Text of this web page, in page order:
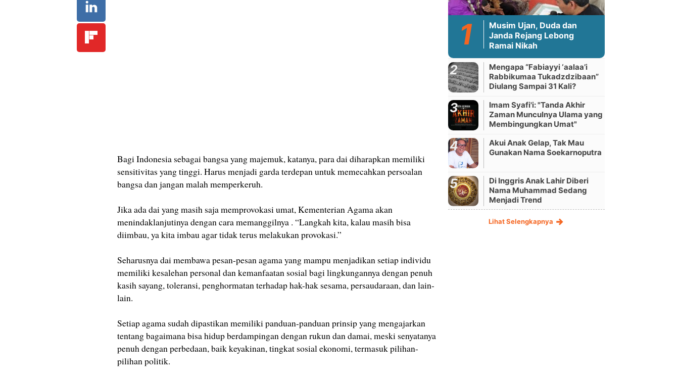
Bagi Indonesia sebagai bangsa yang majemuk, katanya, para dai diharapkan memiliki
sensitivitas yang tinggi. Harus menjadi garda terdepan untuk memecahkan persoalan
bangsa dan jangan malah memperkeruh.
Jika ada dai yang masih saja memprovokasi umat, Kementerian Agama akan
menindaklanjutinya dengan cara memanggilnya . “Langkah kita, kalau masih bisa
diimbau, ya kita imbau agar tidak terus melakukan provokasi.”
Seharusnya dai membawa pesan-pesan agama yang mampu menjadikan setiap individu
memiliki kesalehan personal dan kemanfaatan sosial bagi lingkungannya dengan penuh
kasih sayang, toleransi, penghormatan terhadap hak-hak sesama, persaudaraan, dan lain-
lain.
Setiap agama sudah dipastikan memiliki panduan-panduan prinsip yang mengajarkan
tentang bagaimana bisa hidup berdampingan dengan rukun dan damai, meski senyatanya
penuh dengan perbedaan, baik keyakinan, tingkat sosial ekonomi, termasuk pilihan-
pilihan politik.
Musim Ujan, Duda dan
Janda Rejang Lebong
Ramai Nikah
Mengapa “Fabiayyi ‘aalaa’i
Rabbikumaa Tukadzdzibaan”
Diulang Sampai 31 Kali?
Imam Syafi'i: "Tanda Akhir
Zaman Munculnya Ulama yang
Membingungkan Umat"
Akui Anak Gelap, Tak Mau
Gunakan Nama Soekarnoputra
Di Inggris Anak Lahir Diberi
Nama Muhammad Sedang
Menjadi Trend
Lihat Selengkapnya